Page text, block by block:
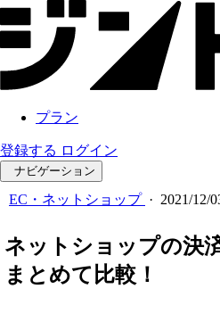
プラン
登録する ログイン
ナビゲーション
EC・ネットショップ · 2021/12/
ネットショップの決
まとめて比較！